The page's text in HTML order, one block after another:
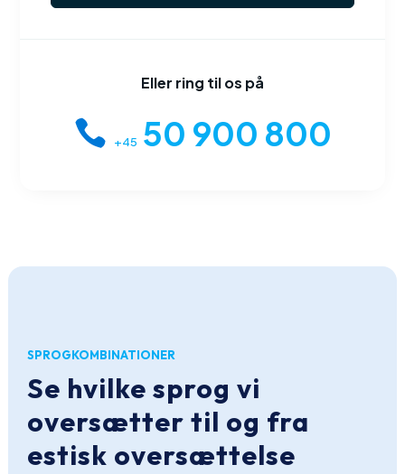
Eller ring til os på
+45 50 900 800
SPROGKOMBINATIONER
Se hvilke sprog vi
oversætter til og fra
estisk oversættelse